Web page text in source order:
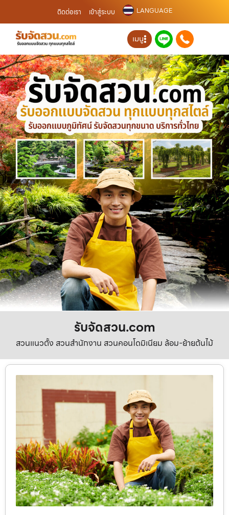
ติดต่อเรา เข้าสู่ระบบ LANGUAGE
เมนู
รับจัดสวน.com
สวนแนวตั้ง สวนสำนักงาน สวนคอนโดมิเนียม ล้อม-ย้ายต้นไม้